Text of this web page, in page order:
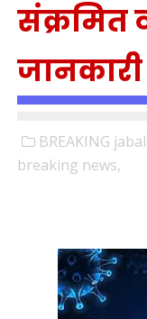
संक्रमित
जानकारी
BREAKING
breaking news,